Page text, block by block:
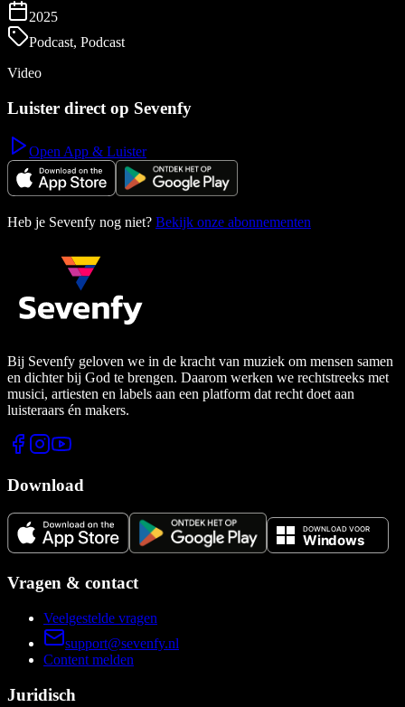
2025
Podcast, Podcast
Video
Luister direct op Sevenfy
Open App & Luister
Heb je Sevenfy nog niet? Bekijk onze abonnementen
Bij Sevenfy geloven we in de kracht van muziek om mensen samen
en dichter bij God te brengen. Daarom werken we rechtstreeks met
musici, artiesten en labels aan een platform dat recht doet aan
luisteraars én makers.
Download
Vragen & contact
Veelgestelde vragen
support@sevenfy.nl
Content melden
Juridisch